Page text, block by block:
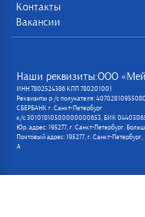
Контакты
Вакансии
Наши реквизиты:ООО
ИНН 7802524386 КПП 780201001
Реквизиты р /с получателя:
СБЕРБАНК г. Санкт-Петербург
к/с 30101810500000000653, БИК
Юр. адрес: 195277, г. Санкт-Петербург,
Почтовый адрес: 195277, г. Санкт-
А